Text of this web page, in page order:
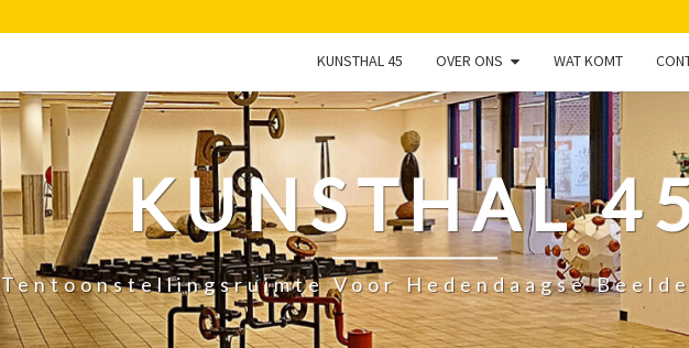
KUNSTHAL 45 OVER ONS WAT KOMT
KUNSTHAL
Tentoonstellingsruimte Voor Hedendaagse